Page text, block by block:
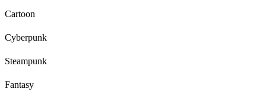
Cartoon
Cyberpunk
Steampunk
Fantasy